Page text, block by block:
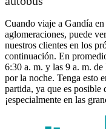
Cuando viaje a Gandía
aglomeraciones, puede
nuestros clientes en los
continuación. En
6:30 a. m. y las 9 a. m.
por la noche. Tenga esto
partida, ya que es posible
¡especialmente en las